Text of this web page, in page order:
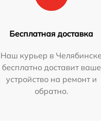
Бесплатная доставка
Наш курьер в Челябинске
бесплатно доставит ваше
устройство на ремонт и
обратно.